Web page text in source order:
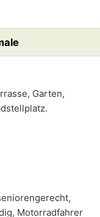
Garten,
Motorradfahrer